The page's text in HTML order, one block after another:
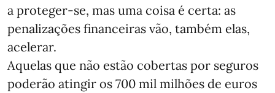
a proteger-se, mas uma coisa é certa: as
penalizações financeiras vão, também elas,
acelerar.
Aquelas que não estão cobertas por seguros
poderão atingir os 700 mil milhões de euros